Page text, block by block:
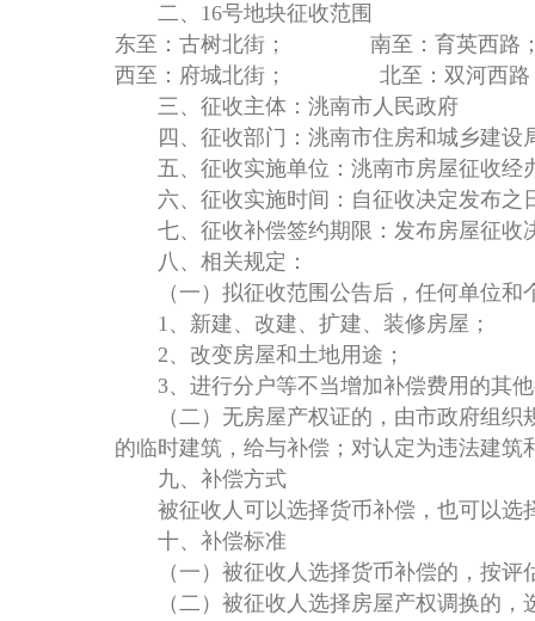
二、16号地块征收范围
东至：古树北街； 南至：育英
西至：府城北街； 北至：双河西路
三、征收主体：洮南市人民政府
四、征收部门：洮南市住房和城乡建设
五、征收实施单位：洮南市房屋征收经
六、征收实施时间：自征收决定发布之
七、征收补偿签约期限：发布房屋征收
八、相关规定：
（一）拟征收范围公告后，任何单位和
1、新建、改建、扩建、装修房屋；
2、改变房屋和土地用途；
3、进行分户等不当增加补偿费用的其他
（二）无房屋产权证的，由市政府组织
的临时建筑，给与补偿；对认定为违法建
九、补偿方式
被征收人可以选择货币补偿，也可以选
十、补偿标准
（一）被征收人选择货币补偿的，按评
（二）被征收人选择房屋产权调换的，